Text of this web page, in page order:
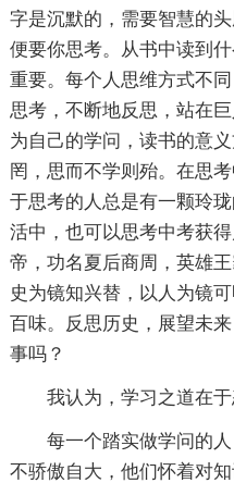
字是沉默的，需要智慧的
便要你思考。从书中读到
重要。每个人思维方式不
思考，不断地反思，站在
为自己的学问，读书的意
罔，思而不学则殆。在思
于思考的人总是有一颗玲
活中，也可以思考中考获
帝，功名夏后商周，英雄
史为镜知兴替，以人为镜
百味。反思历史，展望未
事吗？
我认为，学习之道在于
每一个踏实做学问的人
不骄傲自大，他们怀着对